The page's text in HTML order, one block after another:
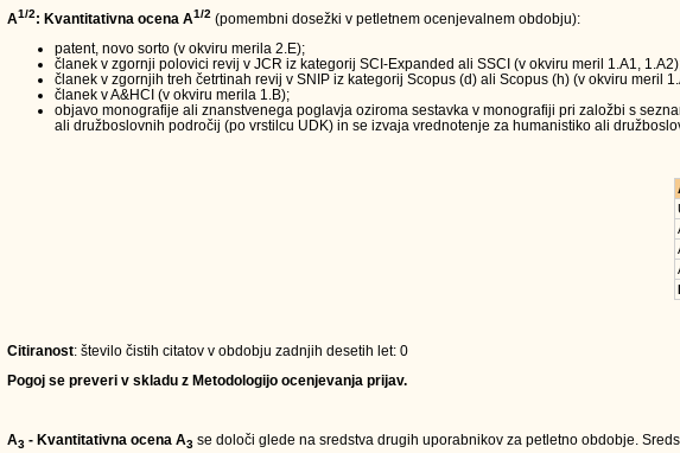
A1/2: Kvantitativna ocena A1/2 (pomembni dosežki v petletnem ocenjevalnem obdobju):
patent, novo sorto (v okviru merila 2.E);
članek v zgornji polovici revij v JCR iz kategorij SCI-Expanded ali SSCI (v okviru meril 1.A1,
članek v zgornjih treh četrtinah revij v SNIP iz kategorij Scopus (d) ali Scopus (h) (v okviru meril
članek v A&HCI (v okviru merila 1.B);
objavo monografije ali znanstvenega poglavja oziroma sestavka v monografiji pri založbi s
ali družboslovnih področij (po vrstilcu UDK) in se izvaja vrednotenje za humanistiko ali
Citiranost: število čistih citatov v obdobju zadnjih desetih let: 0
Pogoj se preveri v skladu z Metodologijo ocenjevanja prijav.
A3 - Kvantitativna ocena A3 se določi glede na sredstva drugih uporabnikov za petletno obdobje.